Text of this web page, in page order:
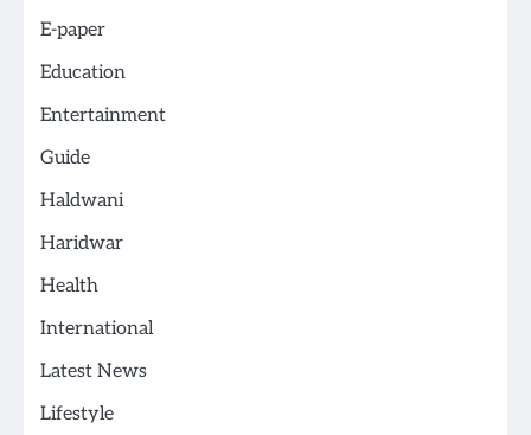
E-paper
Education
Entertainment
Guide
Haldwani
Haridwar
Health
International
Latest News
Lifestyle